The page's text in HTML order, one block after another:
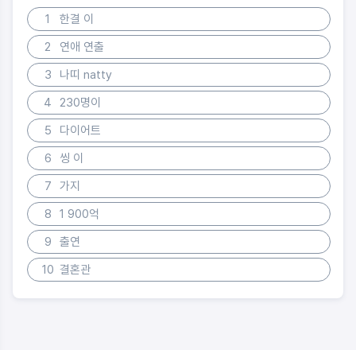
1
한결 이
2
연애 연출
3
나띠 natty
4
230명이
5
다이어트
6
씽 이
7
가지
8
1 900억
9
출연
10 결혼관